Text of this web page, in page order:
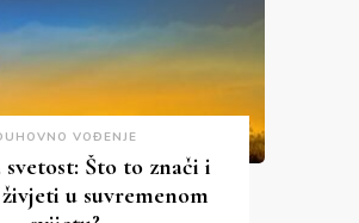
VOĐENJE
svetost: Što to znači i
u suvremenom